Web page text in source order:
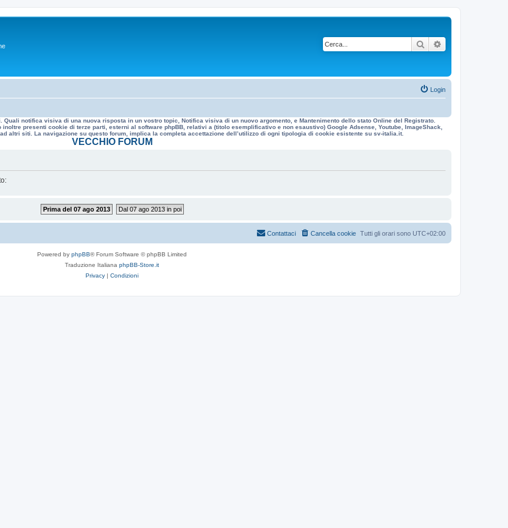
Cerca
Login
notifica visiva di una nuova risposta in un vostro topic, Notifica visiva di un nuovo argomento, e Mantenimento dello stato Online del Registrato.
presenti cookie di terze parti, esterni al software phpBB, relativi a (titolo esemplificativo e non esaustivo) Google Adsense, Youtube, ImageShack,
altri siti. La navigazione su questo forum, implica la completa accettazione dell’utilizzo di ogni tipologia di cookie esistente su sv-italia.it.
VECCHIO FORUM
Prima del 07 ago 2013 Dal 07 ago 2013 in poi
Tutti gli orari sono UTC+02:00
Cancella cookie
Contattaci
Powered by phpBB® Forum Software © phpBB Limited
Traduzione Italiana phpBB-Store.it
Privacy | Condizioni